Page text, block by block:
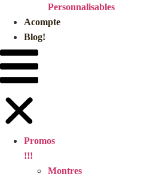
Personnalisables
Acompte
Blog!
Promos
!!!
Montres